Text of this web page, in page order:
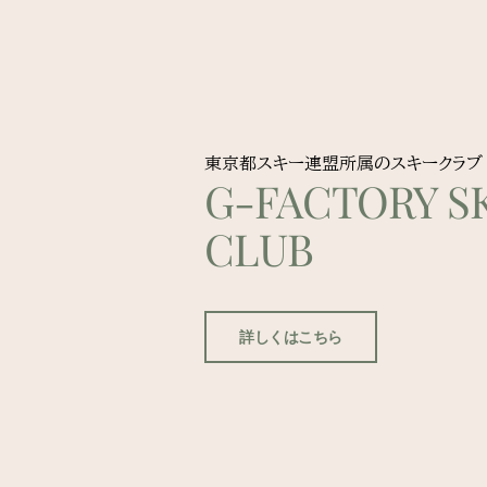
東京都スキー連盟所属のスキークラブ
G-FACTORY
CLUB
詳しくはこちら